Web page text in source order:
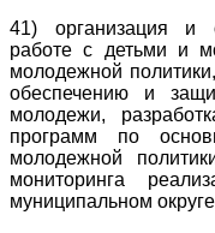
41) организация и
работе с детьми и
молодежной
обеспечению и
молодежи,
программ по
молодежной
мониторинга
муниципальном